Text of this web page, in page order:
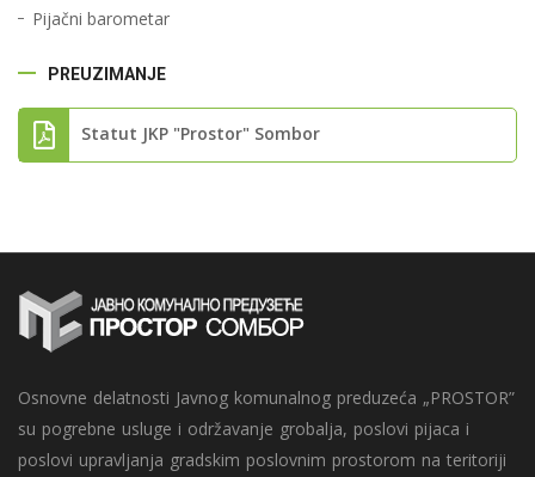
Pijačni barometar
PREUZIMANJE
Statut JKP "Prostor" Sombor
Osnovne delatnosti Javnog komunalnog preduzeća „PROSTOR”
su pogrebne usluge i održavanje grobalja, poslovi pijaca i
poslovi upravljanja gradskim poslovnim prostorom na teritoriji